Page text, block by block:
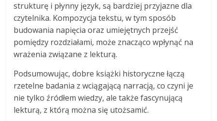
strukturę i płynny język, są bardziej przyjazne dla
czytelnika. Kompozycja tekstu, w tym sposób
budowania napięcia oraz umiejętnych przejść
pomiędzy rozdziałami, może znacząco wpłynąć na
wrażenia związane z lekturą.
Podsumowując, dobre książki historyczne łączą
rzetelne badania z wciągającą narracją, co czyni je
nie tylko źródłem wiedzy, ale także fascynującą
lekturą, z którą można się utożsamić.